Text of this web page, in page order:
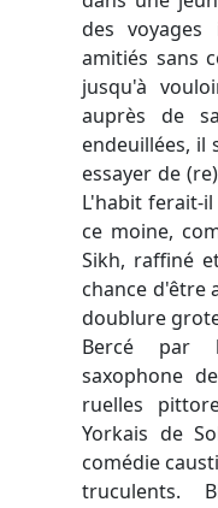
des voyages
amitiés sans
jusqu'à
auprès de
endeuillées, il
essayer de
L'habit ferait-
ce moine,
Sikh, raffiné
chance d'être
doublure
Bercé par
saxophone
ruelles
Yorkais de
comédie
truculents.